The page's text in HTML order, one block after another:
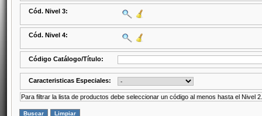
Cód. Nivel 3:
Cód. Nivel 4:
Código Catálogo/Título:
Caracteristicas Especiales:
Para filtrar la lista de productos debe seleccionar un código al menos hasta el Nivel 2.